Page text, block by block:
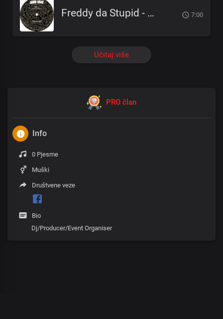
Freddy da Stupid - EarGasm (Original Mix) 7:00
Učitaj više
PRO član
Info
0 Pjesme
Muški
Društvene veze
Bio
Dj/Producer/Event Organiser